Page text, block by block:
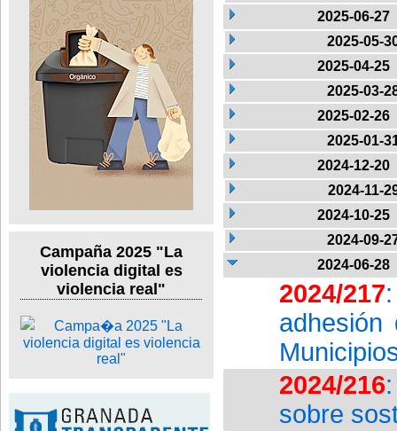
Campaña 2025 "La
violencia digital es
violencia real"
2025-06-27
2025-05-
2025-04-25
2025-03-
2025-02-26
2025-01-
2024-12-20
2024-11-
2024-10-25
2024-09-
2024-06-28
2024/217
2024/216
sobre